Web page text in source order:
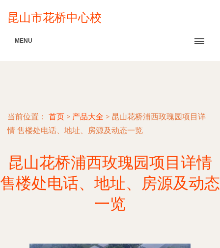
昆山市花桥中心校
MENU
当前位置： 首页 > 产品大全 > 昆山花桥浦西玫瑰园项目详
情 售楼处电话、地址、房源及动态一览
昆山花桥浦西玫瑰园项目详情
售楼处电话、地址、房源及动态
一览